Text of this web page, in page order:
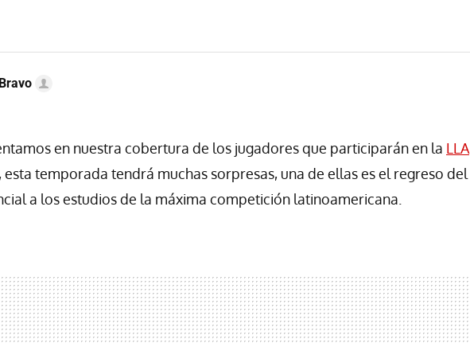
en nuestra cobertura de los jugadores que participarán en la LLA
, esta temporada tendrá muchas sorpresas, una de ellas es el regreso del
a los estudios de la máxima competición latinoamericana.